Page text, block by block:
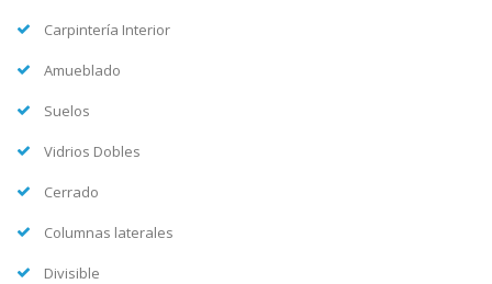
Carpintería Interior
Amueblado
Suelos
Vidrios Dobles
Cerrado
Columnas laterales
Divisible